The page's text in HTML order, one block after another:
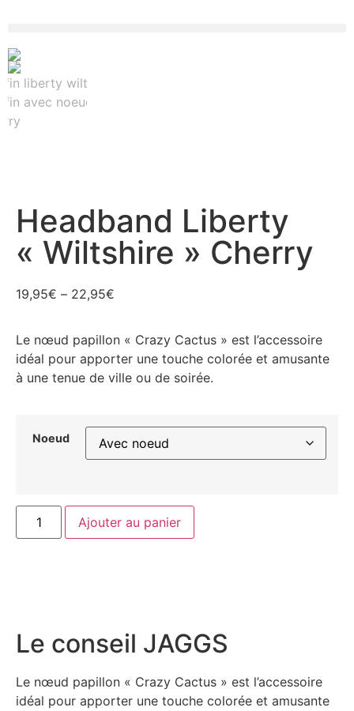
Headband Liberty
« Wiltshire » Cherry
19,95€ – 22,95€
Le nœud papillon « Crazy Cactus » est l’accessoire
idéal pour apporter une touche colorée et amusante
à une tenue de ville ou de soirée.
Noeud
Ajouter au panier
Le conseil JAGGS
Le nœud papillon « Crazy Cactus » est l’accessoire
idéal pour apporter une touche colorée et amusante